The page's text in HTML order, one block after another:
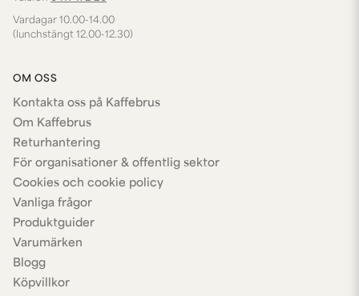
Vardagar 10.00-14.00
(lunchstängt 12.00-12.30)
OM OSS
Kontakta oss på Kaffebrus
Om Kaffebrus
Returhantering
För organisationer & offentlig sektor
Cookies och cookie policy
Vanliga frågor
Produktguider
Varumärken
Blogg
Köpvillkor